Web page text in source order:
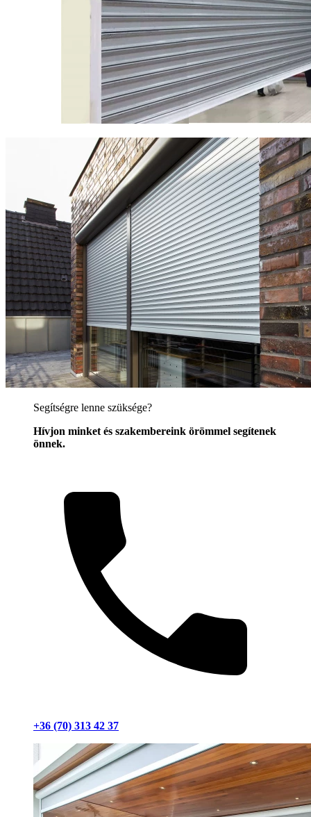
Segítségre lenne szüksége?
Hívjon minket és szakembereink örömmel segítenek
önnek.
+36 (70) 313 42 37